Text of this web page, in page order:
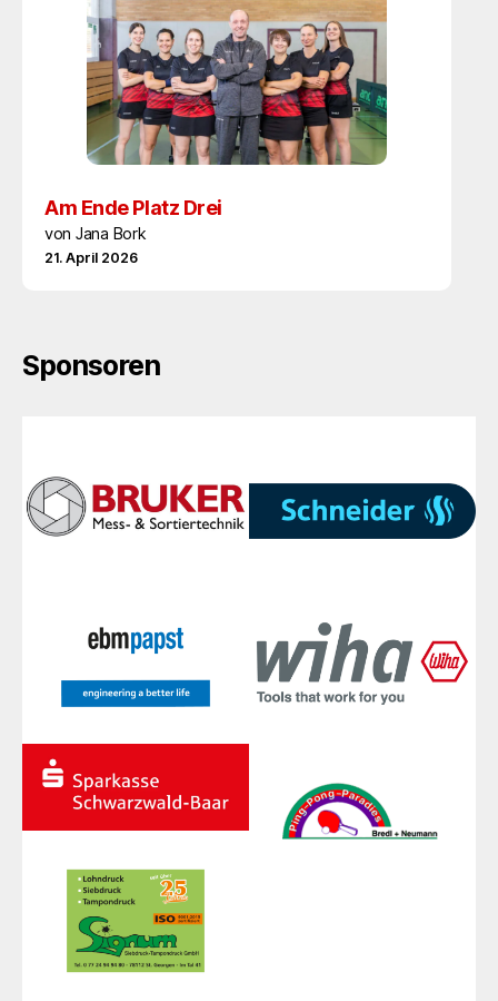
Am Ende Platz Drei
von Jana Bork
21. April 2026
Sponsoren